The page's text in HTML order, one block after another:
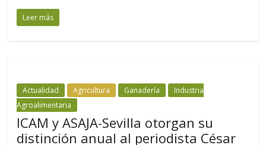
Leer más
Actualidad Agricultura Ganadería
Industria
Agroalimentaria
ICAM y ASAJA-Sevilla otorgan su
distinción anual al periodista César